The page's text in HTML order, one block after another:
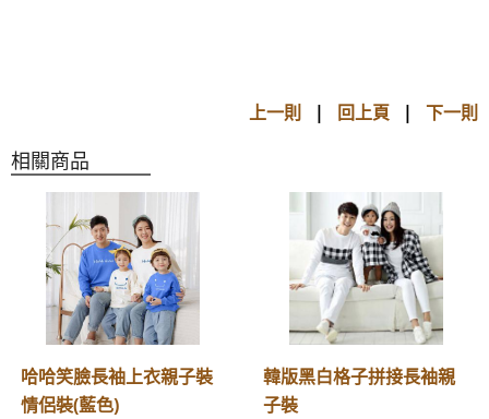
上一則 | 回上頁 | 下一則
相關商品
哈哈笑臉長袖上衣親子裝
情侶裝(藍色)
韓版黑白格子拼接長袖親
子裝